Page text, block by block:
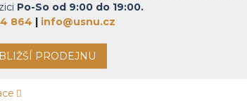
Po-So od 9:00 do 19:00.
864
info@usnu.cz
PRODEJNU